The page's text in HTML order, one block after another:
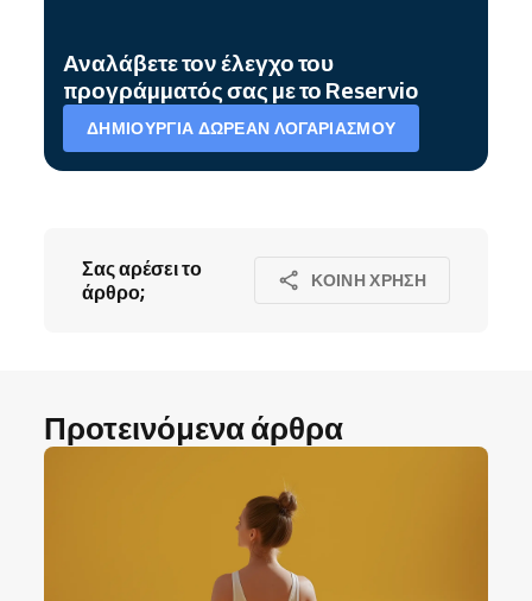
Αναλάβετε τον έλεγχο του
προγράμματός σας με το Reservio
ΔΗΜΙΟΥΡΓΊΑ ΔΩΡΕΆΝ ΛΟΓΑΡΙΑΣΜΟΎ
Σας αρέσει το
άρθρο;
ΚΟΙΝΉ ΧΡΉΣΗ
Προτεινόμενα άρθρα